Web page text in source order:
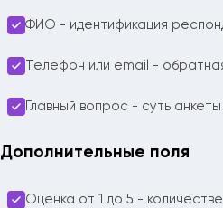
ФИО - идентификация
Телефон или email -
Главный вопрос - суть анкеты
Дополнительные поля
Оценка от 1 до 5 -